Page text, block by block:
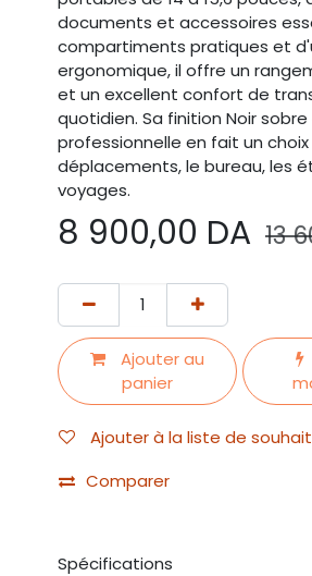
documents et accessoires
compartiments pratiques et
ergonomique, il offre un
et un excellent confort de
quotidien. Sa finition Noir
professionnelle en fait un
déplacements, le bureau, les
voyages.
8 900,00 DA 13
Ajouter au
panier
Ajouter à la liste de
Comparer
Spécifications